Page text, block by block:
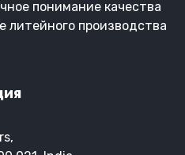
понимание качества
литейного производства